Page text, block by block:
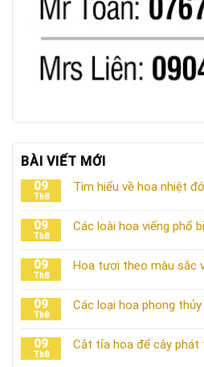
BÀI VIẾT MỚI
09
Th8
Tìm hiểu về hoa nhiệt
09
Th8
Các loài hoa viếng phổ
09
Th8
Hoa tươi theo màu sắc
09
Th8
Các loại hoa phong
09
Th8
Cắt tỉa hoa để cây